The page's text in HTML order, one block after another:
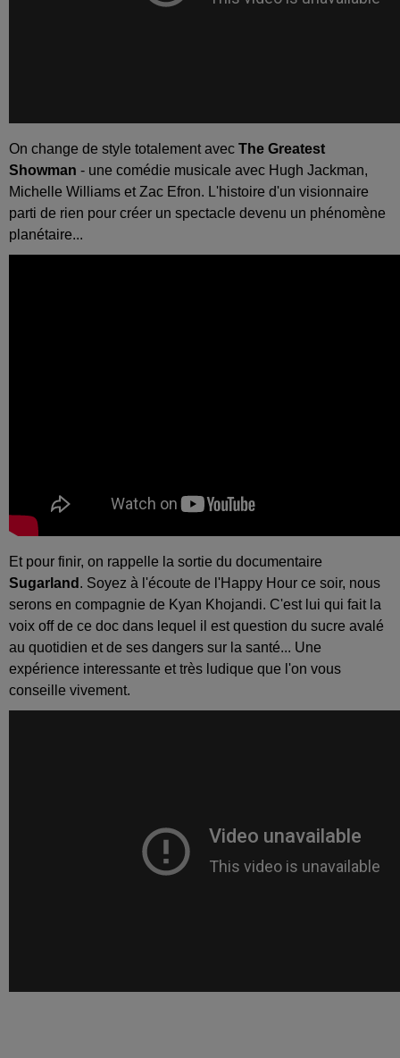
On change de style totalement avec The Greatest
Showman - une comédie musicale avec Hugh Jackman,
Michelle Williams et Zac Efron. L'histoire d'un visionnaire
parti de rien pour créer un spectacle devenu un phénomène
planétaire...
Et pour finir, on rappelle la sortie du documentaire
Sugarland . Soyez à l'écoute de l'Happy Hour ce soir, nous
serons en compagnie de Kyan Khojandi. C'est lui qui fait la
voix off de ce doc dans lequel il est question du sucre avalé
au quotidien et de ses dangers sur la santé... Une
expérience interessante et très ludique que l'on vous
conseille vivement.